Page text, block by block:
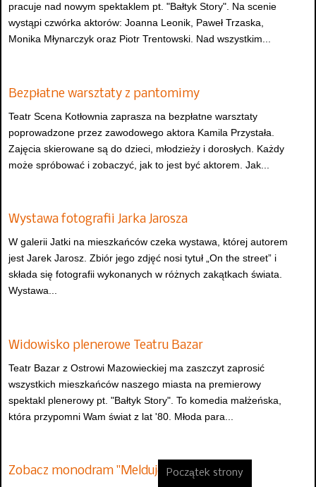
pracuje nad nowym spektaklem pt. "Bałtyk Story". Na scenie
wystąpi czwórka aktorów: Joanna Leonik, Paweł Trzaska,
Monika Młynarczyk oraz Piotr Trentowski. Nad wszystkim...
Bezpłatne warsztaty z pantomimy
Teatr Scena Kotłownia zaprasza na bezpłatne warsztaty
poprowadzone przez zawodowego aktora Kamila Przystała.
Zajęcia skierowane są do dzieci, młodzieży i dorosłych. Każdy
może spróbować i zobaczyć, jak to jest być aktorem. Jak...
Wystawa fotografii Jarka Jarosza
W galerii Jatki na mieszkańców czeka wystawa, której autorem
jest Jarek Jarosz. Zbiór jego zdjęć nosi tytuł „On the street” i
składa się fotografii wykonanych w różnych zakątkach świata.
Wystawa...
Widowisko plenerowe Teatru Bazar
Teatr Bazar z Ostrowi Mazowieckiej ma zaszczyt zaprosić
wszystkich mieszkańców naszego miasta na premierowy
spektakl plenerowy pt. "Bałtyk Story". To komedia małżeńska,
która przypomni Wam świat z lat '80. Młoda para...
Zobacz monodram "Melduję Tobie, Pol…
Początek strony